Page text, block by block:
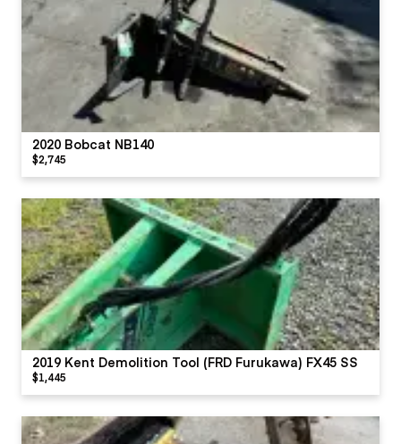
2020 Bobcat NB140
$2,745
2019 Kent Demolition Tool (FRD Furukawa) FX45 SS
$1,445